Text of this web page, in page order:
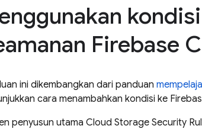
Firebase
ini dikembangkan dari panduan
cara menambahkan kondisi ke
penyusun utama Cloud Storage Security